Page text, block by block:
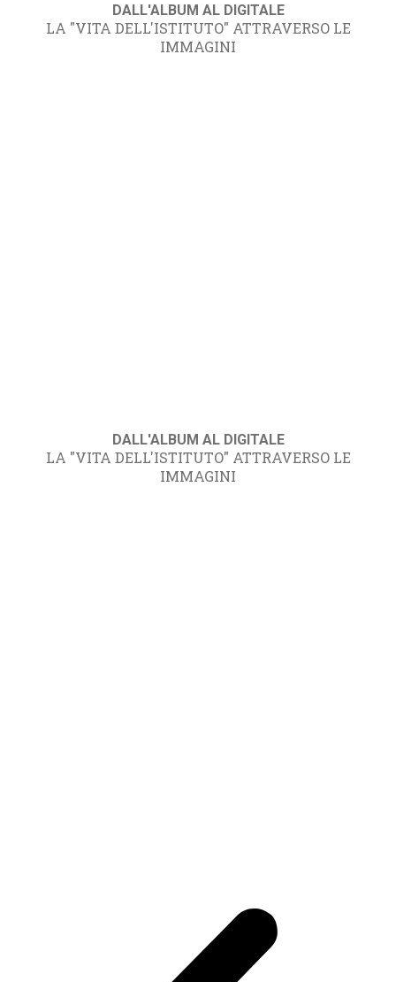
DALL'ALBUM AL DIGITALE
LA "VITA DELL'ISTITUTO" ATTRAVERSO LE
IMMAGINI
DALL'ALBUM AL DIGITALE
LA "VITA DELL'ISTITUTO" ATTRAVERSO LE
IMMAGINI